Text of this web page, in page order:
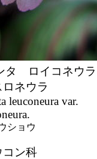
タ ロイコネウラ
ネウラ
leuconeura var.
ショウ
コン科